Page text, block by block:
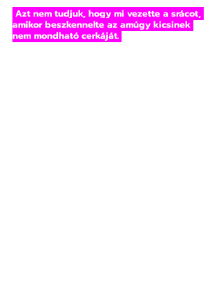
amikor beszkennelte az amúgy kicsinek
nem mondható cerkáját.